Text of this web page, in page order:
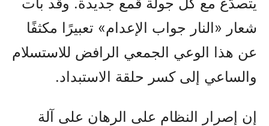
شعار «النار جواب الإعدام» تعبيرًا مكثفًا
عن هذا الوعي الجمعي الرافض للاستسلام
والساعي إلى كسر حلقة الاستبداد.
إن إصرار النظام على الرهان على آلة